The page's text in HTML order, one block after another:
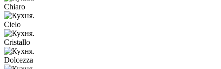
Chiaro
Cielo
Cristallo
Dolcezza